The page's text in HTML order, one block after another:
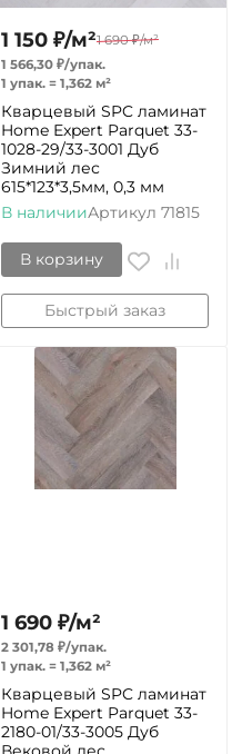
1 150 ₽/м²1 690 ₽/м²
1 566,30 ₽/упак.
1 упак. = 1,362 м²
Кварцевый SPC ламинат
Home Expert Parquet 33-
1028-29/33-3001 Дуб
Зимний лес
615*123*3,5мм, 0,3 мм
В наличииАртикул 71815
В корзину
Быстрый заказ
1 690 ₽/м²
2 301,78 ₽/упак.
1 упак. = 1,362 м²
Кварцевый SPC ламинат
Home Expert Parquet 33-
2180-01/33-3005 Дуб